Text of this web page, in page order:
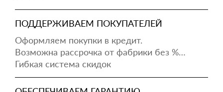
ПОДДЕРЖИВАЕМ ПОКУПАТЕЛЕЙ
Оформляем покупки в кредит.
Возможна рассрочка от фабрики без %…
Гибкая система скидок